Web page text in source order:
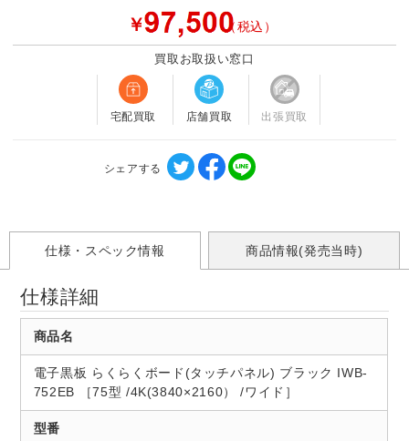
￥ （税込）
買取お取扱い窓口
宅配買取 店舗買取 出張買取
シェアする
仕様・スペック情報 商品情報(発売当時)
仕様詳細
商品名
電子黒板 らくらくボード(タッチパネル) ブラック IWB-
752EB ［75型 /4K(3840×2160） /ワイド］
型番